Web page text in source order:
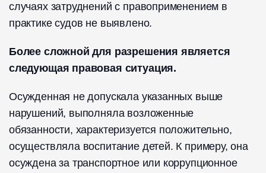
случаях затруднений с правоприменением в
практике судов не выявлено.
Б️олее сложной для разрешения является
следующая правовая ситуация.
Осужденная не допускала указанных выше
нарушений, выполняла возложенные
обязанности, характеризуется положительно,
осуществляла воспитание детей. К примеру, она
осуждена за транспортное или коррупционное